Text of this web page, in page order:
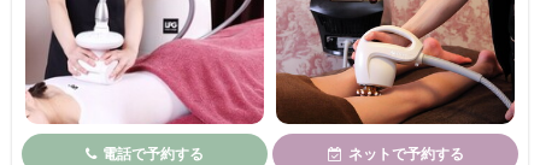
電話で予約する ネットで予約する